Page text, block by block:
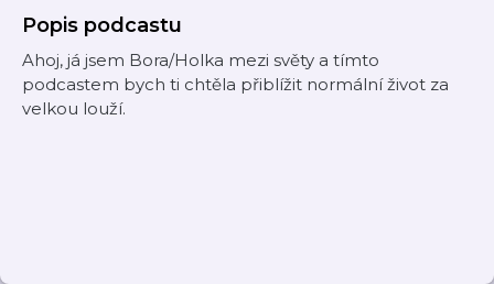
Popis podcastu
Ahoj, já jsem Bora/Holka mezi světy a tímto
podcastem bych ti chtěla přiblížit normální život za
velkou louží.